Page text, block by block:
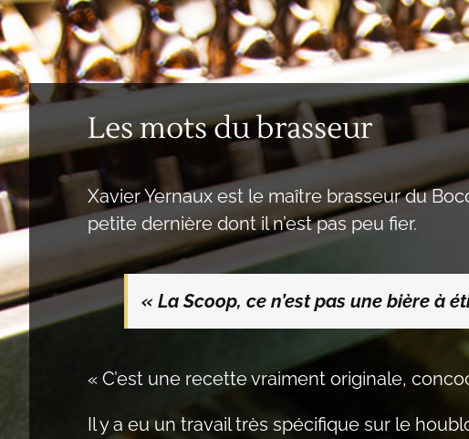
Les mots du brasseur
Xavier Yernaux est le maître brasseur du
petite dernière dont il n’est pas peu fier.
« La Scoop, ce n’est pas une bière à
« C’est une recette vraiment originale,
Il y a eu un travail très spécifique sur le